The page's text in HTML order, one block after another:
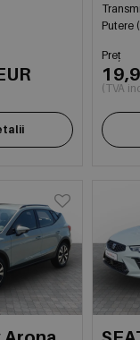
Putere
Preț
(TVA